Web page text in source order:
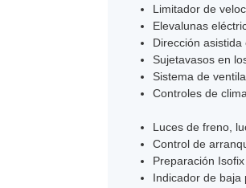
Limitador de
Elevalunas
Dirección
Sujetavasos en
Sistema de
Controles de
Luces de freno,
Control de
Preparación Isofix
Indicador de baja